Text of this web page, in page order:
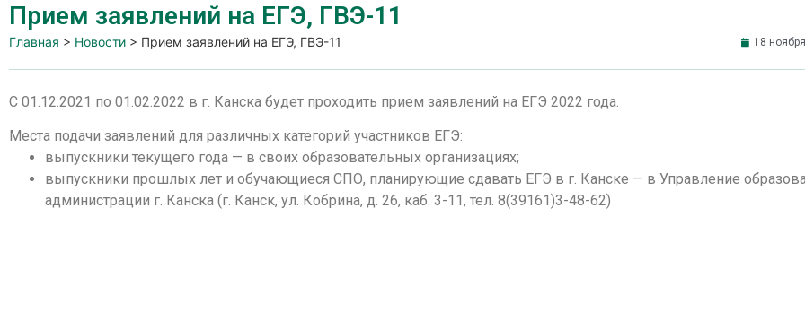
Прием заявлений на ЕГЭ, ГВЭ-11
Главная > Новости > Прием заявлений на ЕГЭ, ГВЭ-11 18
С 01.12.2021 по 01.02.2022 в г. Канска будет проходить прием заявлений на ЕГЭ 2022 года.
Места подачи заявлений для различных категорий участников ЕГЭ:
выпускники текущего года — в своих образовательных организациях;
выпускники прошлых лет и обучающиеся СПО, планирующие сдавать ЕГЭ в г. Канске — в Управление
администрации г. Канска (г. Канск, ул. Кобрина, д. 26, каб. 3-11, тел. 8(39161)3-48-62)